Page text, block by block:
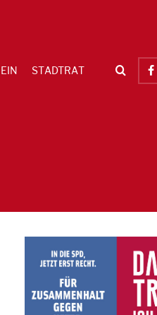
STADTRAT